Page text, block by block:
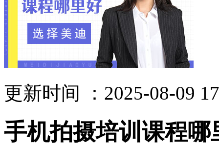
更新时间 ：2025-08-09
手机拍摄培训课程哪